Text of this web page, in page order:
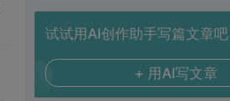
试试用AI创作助手写篇文章吧
+ 用AI写文章